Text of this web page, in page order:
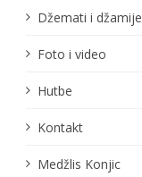
Džemati i džamije
Foto i video
Hutbe
Kontakt
Medžlis Konjic